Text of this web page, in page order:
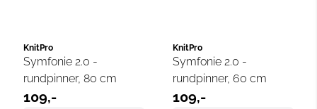
KnitPro
Symfonie 2.0 -
rundpinner, 80 cm
109,-
KnitPro
Symfonie 2.0 -
rundpinner, 60 cm
109,-